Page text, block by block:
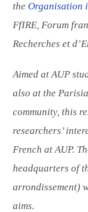
the Organisation
FfIRE, Forum
Recherches et
Aimed at AUP
also at the
community, this
researchers’
French at AUP.
headquarters of
arrondissement)
aims.